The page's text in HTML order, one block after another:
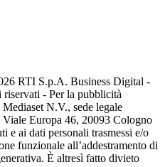
RTI S.p.A. Business Digital -
- Per la pubblicità
N.V., sede legale
Europa 46, 20093 Cologno
e ai dati personali trasmessi e/o
funzionale all’addestramento di
È altresì fatto divieto